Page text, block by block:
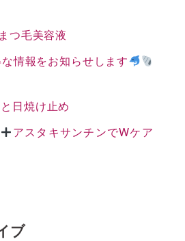
つ毛美容液
情報をお知らせします
と日焼け止め
アスタキサンチンでWケア
ブ